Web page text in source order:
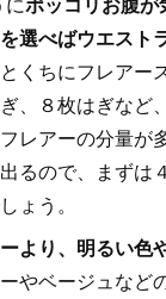
選べばウエスト
くちにフレアー
、８枚はぎなど
レアーの分量が
るので、まずは
ょう。
より、明るい色
やベージュなど